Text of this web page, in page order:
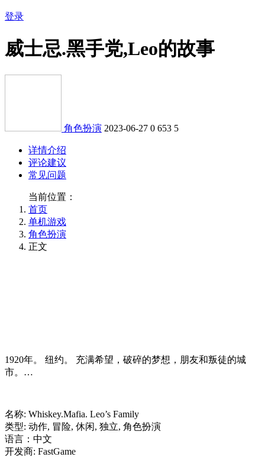
登录
威士忌.黑手党,Leo的故事
角色扮演 2023-06-27 0 653 5
详情介绍
评论建议
常见问题
当前位置：
首页
单机游戏
角色扮演
正文
1920年。 纽约。 充满希望，破碎的梦想，朋友和叛徒的城
市。…
名称: Whiskey.Mafia. Leo’s Family
类型: 动作, 冒险, 休闲, 独立, 角色扮演
语言：中文
开发商: FastGame